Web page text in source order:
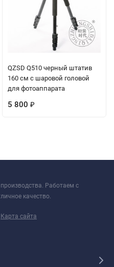
QZSD Q510 черный штатив
160 см с шаровой головой
для фотоаппарата
5 800 ₽
Работаем с
качество.
Карта сайта